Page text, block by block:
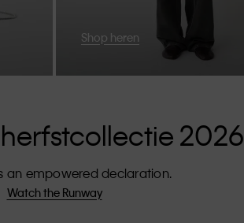
Shop heren
2026
an empowered declaration.
Watch the Runway